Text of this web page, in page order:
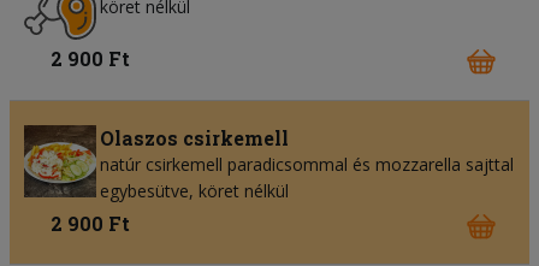
köret nélkül
2 900 Ft
Olaszos csirkemell
natúr csirkemell paradicsommal és mozzarella sajttal
egybesütve, köret nélkül
2 900 Ft